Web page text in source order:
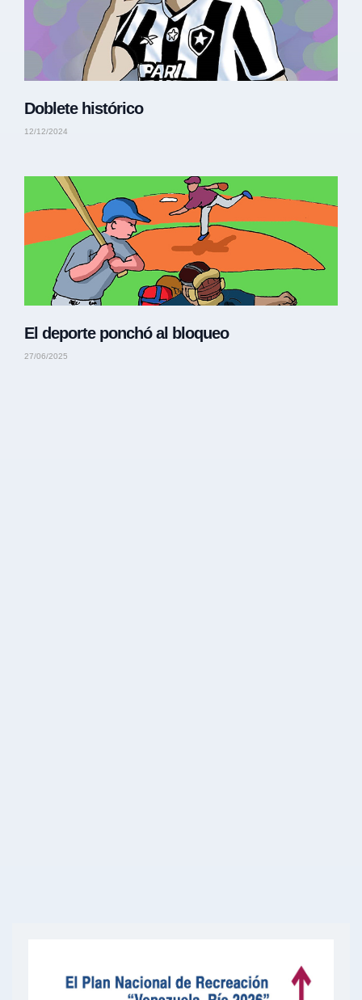
Doblete histórico
12/12/2024
El deporte ponchó al bloqueo
27/06/2025